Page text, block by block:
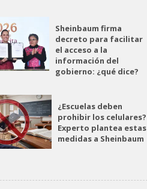
Sheinbaum firma
decreto para facilitar
el acceso a la
información del
gobierno: ¿qué dice?
¿Escuelas deben
prohibir los celulares?
Experto plantea estas
medidas a Sheinbaum